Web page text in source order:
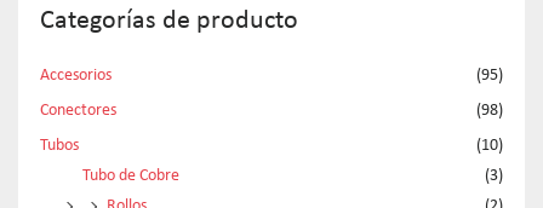
Categorías de producto
Accesorios
(95)
Conectores
(98)
Tubos
(10)
Tubo de Cobre
(3)